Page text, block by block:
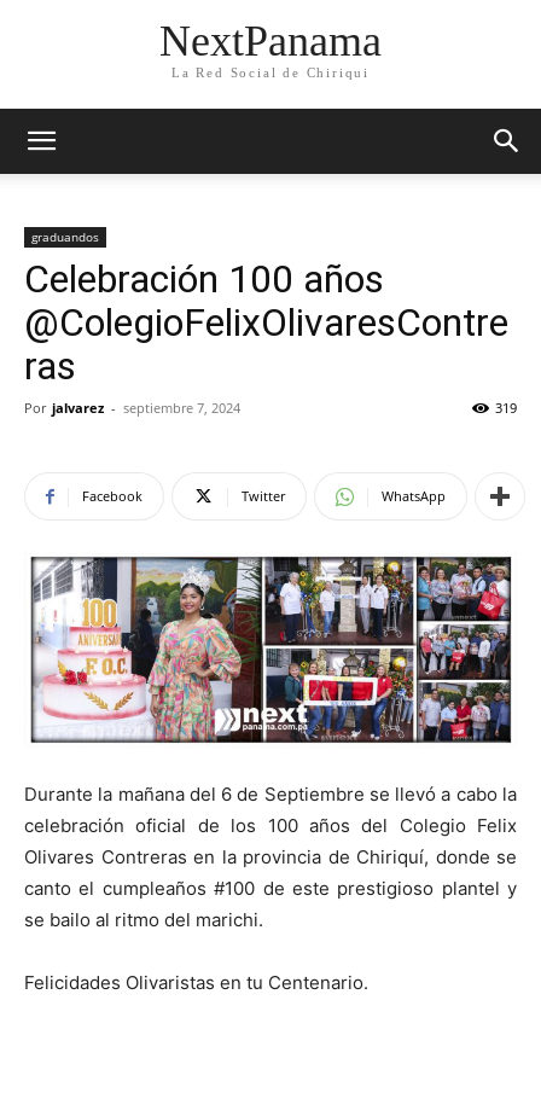
NextPanama
La Red Social de Chiriqui
graduandos
Celebración 100 años
@ColegioFelixOlivaresContre
ras
Por jalvarez - septiembre 7, 2024 319
Facebook Twitter WhatsApp
Durante la mañana del 6 de Septiembre se llevó a cabo la
celebración oficial de los 100 años del Colegio Felix
Olivares Contreras en la provincia de Chiriquí, donde se
canto el cumpleaños #100 de este prestigioso plantel y
se bailo al ritmo del marichi.
Felicidades Olivaristas en tu Centenario.